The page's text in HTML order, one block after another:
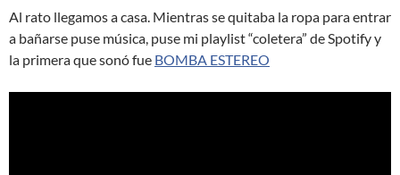
Al rato llegamos a casa. Mientras se quitaba la ropa para entrar
a bañarse puse música, puse mi playlist “coletera” de Spotify y
la primera que sonó fue BOMBA ESTEREO